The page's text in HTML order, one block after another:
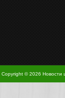
Copyright © 2026 Новости